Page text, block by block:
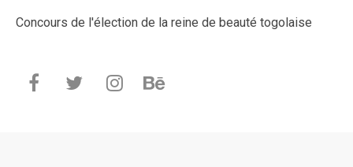
Concours de l'élection de la reine de beauté togolaise